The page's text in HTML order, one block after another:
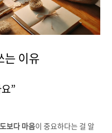
는 이유
”
보다 마음이 중요하다는 걸 알